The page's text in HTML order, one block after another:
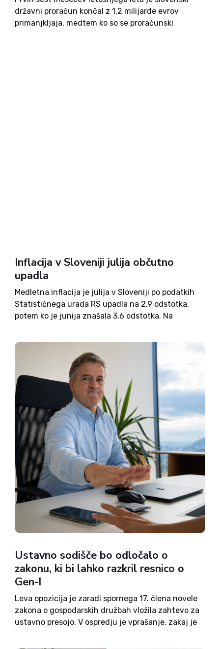
državni proračun končal z 1,2 milijarde evrov
primanjkljaja, medtem ko so se proračunski
Inflacija v Sloveniji julija občutno
upadla
Medletna inflacija je julija v Sloveniji po podatkih
Statističnega urada RS upadla na 2,9 odstotka,
potem ko je junija znašala 3,6 odstotka. Na
čemur so največ prispevale sezonske razprodaje
Ustavno sodišče bo odločalo o
zakonu, ki bi lahko razkril resnico o
Gen-I
Leva opozicija je zaradi spornega 17. člena novele
zakona o gospodarskih družbah vložila zahtevo za
ustavno presojo. V ospredju je vprašanje, zakaj je
bi preprečevala prepletanje glasovalnih pravic v